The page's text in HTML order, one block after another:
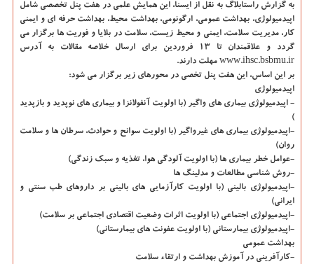
به گزارش راستابلاگ به نقل از ایسنا، این همایش علمی در هفت پنل تخصصی شامل
اپیدمیولوژی، بهداشت عمومی، ارگونومی، بهداشت محیط، بهداشت حرفه ای و ایمنی
كار، مدیریت سلامت، ایمنی و محیط زیست، سلامت در بلایا و فوریت ها برگزار می
گردد و علاقمندان تا 13 فروردین برای ارسال خلاصه مقالات به آدرس
www.ihsc.bsbmu.ir مهلت دارند.
بر این اساس، این هفت پنل تخصی در محورهای زیر برگزار می شود:
اپیدمیولوژی
- اپیدمیولوژی بیماری های واگیر (با اولویت آنفولانزا و بیماری های نوپدید و بازپدید
)
-اپیدمیولوژی بیماری های غیرواگیر (با اولویت سوانح و حوادث، سرطان ها و سلامت
روان)
-عوامل خطر بیماری ها (با اولویت آلودگی هوا، تغذیه و سبك زندگی)
-روش شناسی مطالعات و مدلینگ ها
-اپیدمیولوژی بالینی (با اولویت كارآزمایی های بالینی بر داروهای طب سنتی و
ایرانی)
-اپیدمیولوژی اجتماعی (با اولویت اثرات وضعیت اقتصادی اجتماعی بر سلامت)
-اپیدمیولوژی بیمارستانی (با اولویت عفونت های بیمارستانی)
بهداشت عمومی
-كارآفرینی در آموزش بهداشت و ارتقاء سلامت